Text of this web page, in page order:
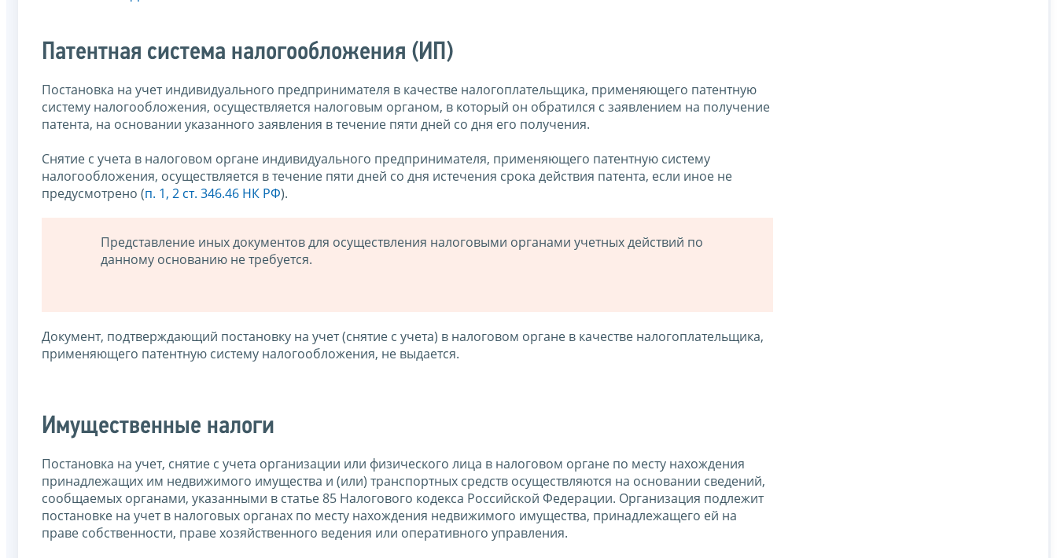
Патентная система налогообложения (ИП)
Постановка на учет индивидуального предпринимателя в качестве налогоплательщика, применяющего патентную
систему налогообложения, осуществляется налоговым органом, в который он обратился с заявлением на получение
патента, на основании указанного заявления в течение пяти дней со дня его получения.
Снятие с учета в налоговом органе индивидуального предпринимателя, применяющего патентную систему
налогообложения, осуществляется в течение пяти дней со дня истечения срока действия патента, если иное не
предусмотрено (п. 1, 2 ст. 346.46 НК РФ).
Представление иных документов для осуществления налоговыми органами учетных действий по
данному основанию не требуется.
Документ, подтверждающий постановку на учет (снятие с учета) в налоговом органе в качестве налогоплательщика,
применяющего патентную систему налогообложения, не выдается.
Имущественные налоги
Постановка на учет, снятие с учета организации или физического лица в налоговом органе по месту нахождения
принадлежащих им недвижимого имущества и (или) транспортных средств осуществляются на основании сведений,
сообщаемых органами, указанными в статье 85 Налогового кодекса Российской Федерации. Организация подлежит
постановке на учет в налоговых органах по месту нахождения недвижимого имущества, принадлежащего ей на
праве собственности, праве хозяйственного ведения или оперативного управления.